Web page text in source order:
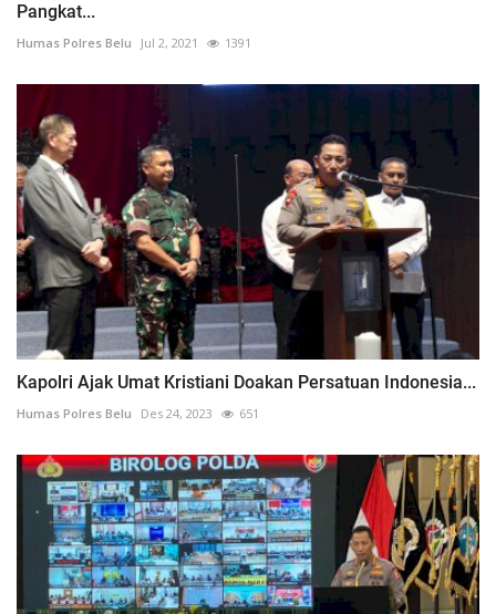
Pangkat...
Humas Polres Belu Jul 2, 2021 1391
Kapolri Ajak Umat Kristiani Doakan Persatuan Indonesia...
Humas Polres Belu Des 24, 2023 651